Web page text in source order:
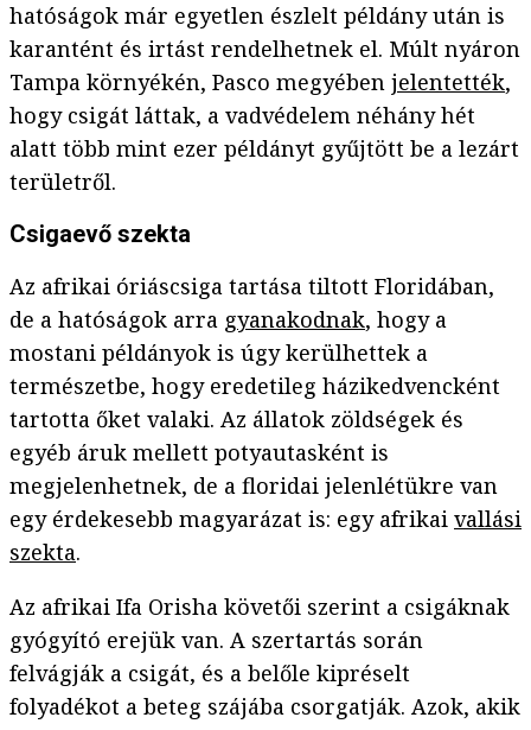
hatóságok már egyetlen észlelt példány után is
karantént és irtást rendelhetnek el. Múlt nyáron
Tampa környékén, Pasco megyében jelentették,
hogy csigát láttak, a vadvédelem néhány hét
alatt több mint ezer példányt gyűjtött be a lezárt
területről.
Csigaevő szekta
Az afrikai óriáscsiga tartása tiltott Floridában,
de a hatóságok arra gyanakodnak, hogy a
mostani példányok is úgy kerülhettek a
természetbe, hogy eredetileg házikedvencként
tartotta őket valaki. Az állatok zöldségek és
egyéb áruk mellett potyautasként is
megjelenhetnek, de a floridai jelenlétükre van
egy érdekesebb magyarázat is: egy afrikai vallási
szekta.
Az afrikai Ifa Orisha követői szerint a csigáknak
gyógyító erejük van. A szertartás során
felvágják a csigát, és a belőle kipréselt
folyadékot a beteg szájába csorgatják. Azok, akik